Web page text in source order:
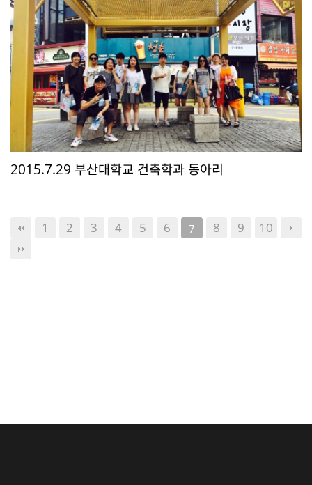
2015.7.29 부산대학교 건축학과 동아리
1 2 3 4 5 6 7 8 9 10